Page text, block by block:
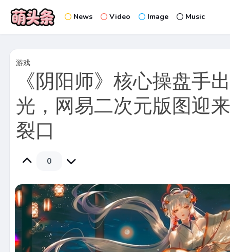
News Video Image Music
游戏
《阴阳师》核心操盘手
光，网易二次元版图迎
裂口
0